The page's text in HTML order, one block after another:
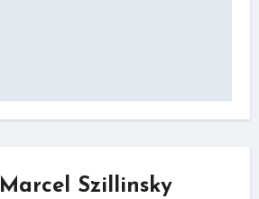
Marcel Szillinsky